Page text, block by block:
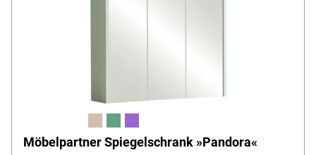
Möbelpartner Spiegelschrank »Pandora«